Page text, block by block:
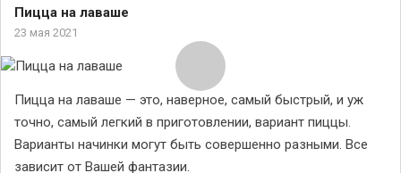
Пицца на лаваше
23 мая 2021
Пицца на лаваше — это, наверное, самый быстрый, и уж
точно, самый легкий в приготовлении, вариант пиццы.
Варианты начинки могут быть совершенно разными. Все
зависит от Вашей фантазии.